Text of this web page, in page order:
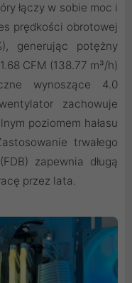
łączy w sobie moc i
prędkości obrotowej
generując potężny
CFM (138.77 m³/h)
wynoszące 4.0
zachowuje
poziomem hałasu
trwałego
zapewnia długą
przez lata.